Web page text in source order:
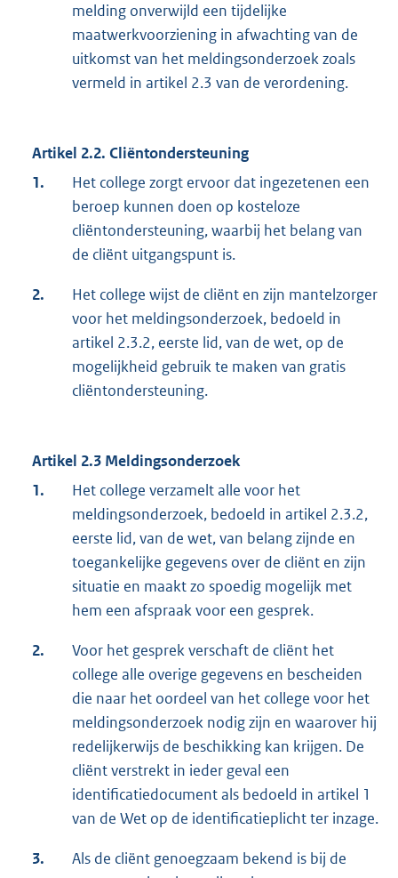
melding onverwijld een tijdelijke
maatwerkvoorziening in afwachting van de
uitkomst van het meldingsonderzoek zoals
vermeld in artikel 2.3 van de verordening.
Artikel 2.2. Cliëntondersteuning
1.
Het college zorgt ervoor dat ingezetenen een
beroep kunnen doen op kosteloze
cliëntondersteuning, waarbij het belang van
de cliënt uitgangspunt is.
2.
Het college wijst de cliënt en zijn mantelzorger
voor het meldingsonderzoek, bedoeld in
artikel 2.3.2, eerste lid, van de wet, op de
mogelijkheid gebruik te maken van gratis
cliëntondersteuning.
Artikel 2.3 Meldingsonderzoek
1.
Het college verzamelt alle voor het
meldingsonderzoek, bedoeld in artikel 2.3.2,
eerste lid, van de wet, van belang zijnde en
toegankelijke gegevens over de cliënt en zijn
situatie en maakt zo spoedig mogelijk met
hem een afspraak voor een gesprek.
2.
Voor het gesprek verschaft de cliënt het
college alle overige gegevens en bescheiden
die naar het oordeel van het college voor het
meldingsonderzoek nodig zijn en waarover hij
redelijkerwijs de beschikking kan krijgen. De
cliënt verstrekt in ieder geval een
identificatiedocument als bedoeld in artikel 1
van de Wet op de identificatieplicht ter inzage.
3.
Als de cliënt genoegzaam bekend is bij de